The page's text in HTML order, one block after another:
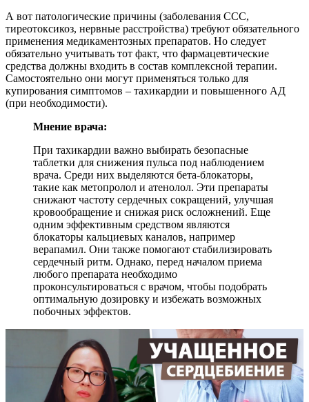
А вот патологические причины (заболевания ССС,
тиреотоксикоз, нервные расстройства) требуют обязательного
применения медикаментозных препаратов. Но следует
обязательно учитывать тот факт, что фармацевтические
средства должны входить в состав комплексной терапии.
Самостоятельно они могут применяться только для
купирования симптомов – тахикардии и повышенного АД
(при необходимости).
Мнение врача:
При тахикардии важно выбирать безопасные
таблетки для снижения пульса под наблюдением
врача. Среди них выделяются бета-блокаторы,
такие как метопролол и атенолол. Эти препараты
снижают частоту сердечных сокращений, улучшая
кровообращение и снижая риск осложнений. Еще
одним эффективным средством являются
блокаторы кальциевых каналов, например
верапамил. Они также помогают стабилизировать
сердечный ритм. Однако, перед началом приема
любого препарата необходимо
проконсультироваться с врачом, чтобы подобрать
оптимальную дозировку и избежать возможных
побочных эффектов.